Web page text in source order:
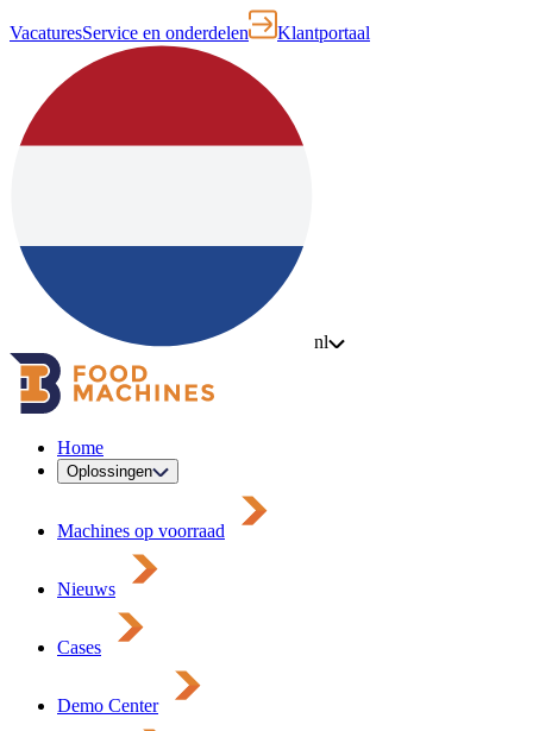
VacaturesService en onderdelen Klantportaal
nl
Home
Oplossingen
Machines op voorraad
Nieuws
Cases
Demo Center